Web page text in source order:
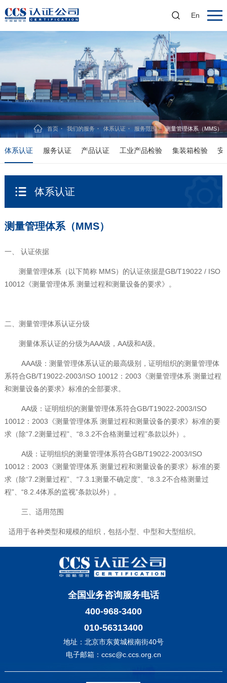
En
首页 我们的服务 体系认证 服务范围 测量管理体系（MMS）
体系认证 服务认证 产品认证 工业产品检验 集装箱检验 安
体系认证
测量管理体系（MMS）
一、 认证依据
测量管理体系（以下简称MMS）的认证依据是GB/T19022 / ISO
10012 《测量管理体系 测量过程和测量设备的要求》。
二、测量管理体系认证分级
测量体系认证的分级为AAA级， AA级和A级。
AAA级：测量管理体系认证的最高级别，证明组织的测量管理体
系符合GB/T19022-2003/ISO 10012 ： 2003 《测量管理体系 测量过程
和测量设备的要求》标准的全部要求。
AA级：证明组织的测量管理体系符合GB/T19022-2003/ISO
10012 ： 2003 《测量管理体系 测量过程和测量设备的要求》标准的要
求（除“7.2测量过程”、“8.3.2不合格测量过程”条款以外）。
A级：证明组织的测量管理体系符合GB/T19022-2003/ISO
10012 ： 2003 《测量管理体系 测量过程和测量设备的要求》标准的要
求（除“7.2测量过程”、“7.3.1测量不确定度”、“8.3.2不合格测量过
程”、“8.2.4体系的监视”条款以外）。
三、适用范围
适用于各种类型和规模的组织，包括小型、中型和大型组织。
全国业务咨询服务电话
400-968-3400
010-56313400
地址：北京市东黄城根南街40号
电子邮箱：ccsc@c.ccs.org.cn